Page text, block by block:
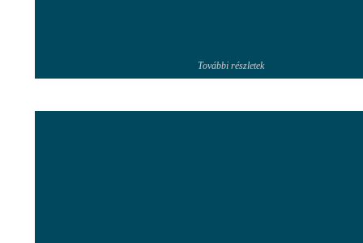
További részletek